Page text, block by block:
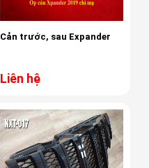
Cản trước, sau Expander
Liên hệ